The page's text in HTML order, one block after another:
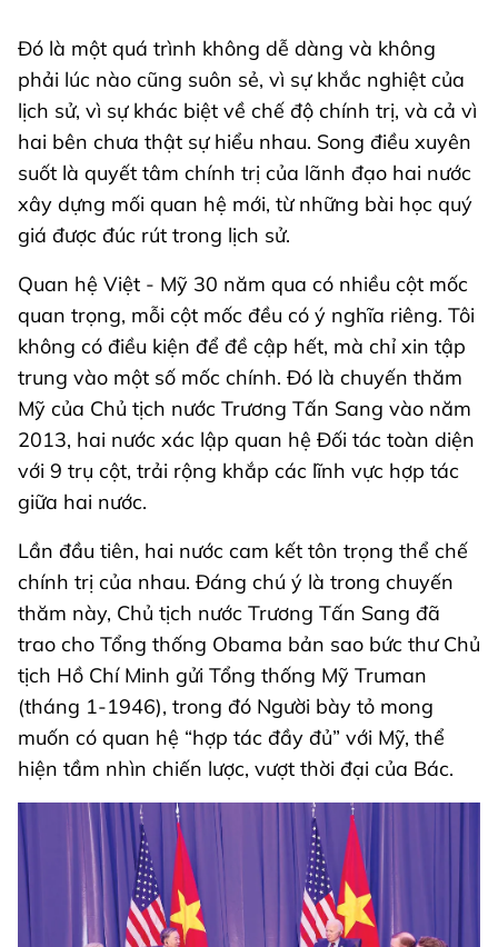
Đó là một quá trình không dễ dàng và không
phải lúc nào cũng suôn sẻ, vì sự khắc nghiệt của
lịch sử, vì sự khác biệt về chế độ chính trị, và cả vì
hai bên chưa thật sự hiểu nhau. Song điều xuyên
suốt là quyết tâm chính trị của lãnh đạo hai nước
xây dựng mối quan hệ mới, từ những bài học quý
giá được đúc rút trong lịch sử.
Quan hệ Việt - Mỹ 30 năm qua có nhiều cột mốc
quan trọng, mỗi cột mốc đều có ý nghĩa riêng. Tôi
không có điều kiện để đề cập hết, mà chỉ xin tập
trung vào một số mốc chính. Đó là chuyến thăm
Mỹ của Chủ tịch nước Trương Tấn Sang vào năm
2013, hai nước xác lập quan hệ Đối tác toàn diện
với 9 trụ cột, trải rộng khắp các lĩnh vực hợp tác
giữa hai nước.
Lần đầu tiên, hai nước cam kết tôn trọng thể chế
chính trị của nhau. Đáng chú ý là trong chuyến
thăm này, Chủ tịch nước Trương Tấn Sang đã
trao cho Tổng thống Obama bản sao bức thư Chủ
tịch Hồ Chí Minh gửi Tổng thống Mỹ Truman
(tháng 1-1946), trong đó Người bày tỏ mong
muốn có quan hệ “hợp tác đầy đủ” với Mỹ, thể
hiện tầm nhìn chiến lược, vượt thời đại của Bác.